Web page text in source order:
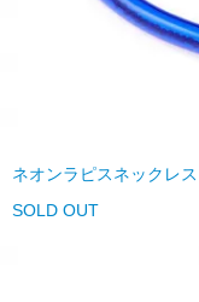
ネオンラピスネックレス
SOLD OUT